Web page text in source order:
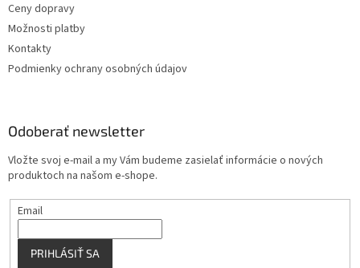
Ceny dopravy
Možnosti platby
Kontakty
Podmienky ochrany osobných údajov
Odoberať newsletter
Vložte svoj e-mail a my Vám budeme zasielať informácie o nových
produktoch na našom e-shope.
Email
PRIHLÁSIŤ SA